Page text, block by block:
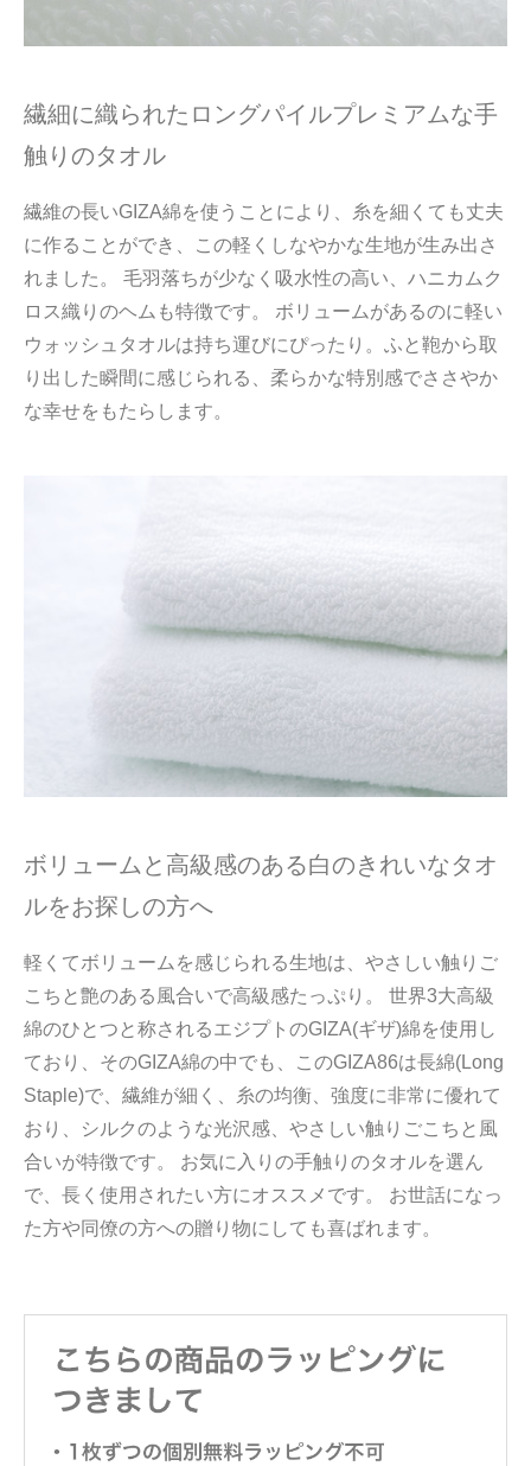
繊細に織られたロングパイルプレミアムな手
触りのタオル
繊維の長いGIZA綿を使うことにより、糸を細くても丈夫
に作ることができ、この軽くしなやかな生地が生み出さ
れました。 毛羽落ちが少なく吸水性の高い、ハニカムク
ロス織りのヘムも特徴です。 ボリュームがあるのに軽い
ウォッシュタオルは持ち運びにぴったり。ふと鞄から取
り出した瞬間に感じられる、柔らかな特別感でささやか
な幸せをもたらします。
ボリュームと高級感のある白のきれいなタオ
ルをお探しの方へ
軽くてボリュームを感じられる生地は、やさしい触りご
こちと艶のある風合いで高級感たっぷり。 世界3大高級
綿のひとつと称されるエジプトのGIZA(ギザ)綿を使用し
ており、そのGIZA綿の中でも、このGIZA86は長綿(Long
Staple)で、繊維が細く、糸の均衡、強度に非常に優れて
おり、シルクのような光沢感、やさしい触りごこちと風
合いが特徴です。 お気に入りの手触りのタオルを選ん
で、長く使用されたい方にオススメです。 お世話になっ
た方や同僚の方への贈り物にしても喜ばれます。